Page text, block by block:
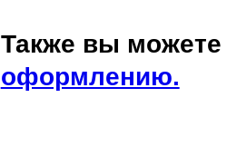
Также вы
оформлению.